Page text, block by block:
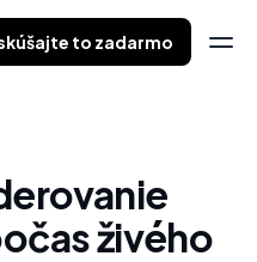
to zadarmo
živého